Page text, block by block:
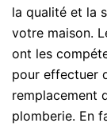
la qualité et la
votre maison.
ont les
pour effectuer
remplacement
plomberie. En